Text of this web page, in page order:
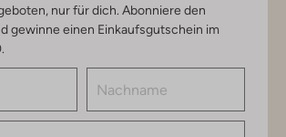
nur für dich. Abonniere den
gewinne einen Einkaufsgutschein im